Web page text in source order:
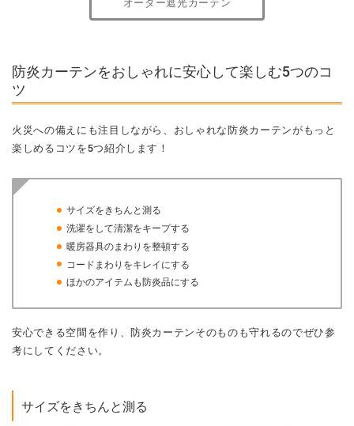
オーダー遮光カーテン
防炎カーテンをおしゃれに安心して楽しむ5つのコ
ツ
火災への備えにも注目しながら、おしゃれな防炎カーテンがもっと
楽しめるコツを5つ紹介します！
サイズをきちんと測る
洗濯をして清潔をキープする
暖房器具のまわりを整頓する
コードまわりをキレイにする
ほかのアイテムも防炎品にする
安心できる空間を作り、防炎カーテンそのものも守れるのでぜひ参
考にしてください。
サイズをきちんと測る